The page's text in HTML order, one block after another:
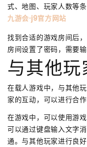
式、地图、玩家人数等条
九游会·j9官方网站
找到合适的游戏房间后
房间设置了密码，需要
与其他玩
在载人游戏中，与其他
家的互动，可以进行合
在游戏中，可以使用游
可以通过键盘输入文字
通。与其他玩家进行良